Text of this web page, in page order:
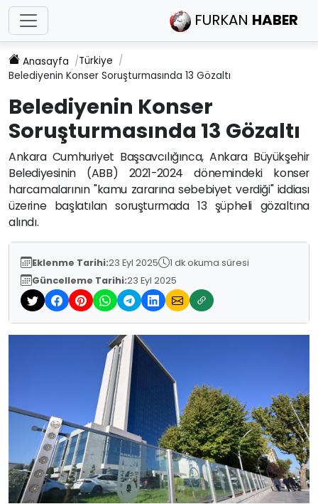
FURKAN HABER
Anasayfa
Türkiye
Belediyenin Konser Soruşturmasında 13 Gözaltı
Belediyenin Konser
Soruşturmasında 13 Gözaltı
Ankara Cumhuriyet Başsavcılığınca, Ankara Büyükşehir
Belediyesinin (ABB) 2021-2024 dönemindeki konser
harcamalarının "kamu zararına sebebiyet verdiği" iddiası
üzerine başlatılan soruşturmada 13 şüpheli gözaltına
alındı.
Eklenme Tarihi:23 Eyl 2025
1 dk okuma süresi
Güncelleme Tarihi:23 Eyl 2025